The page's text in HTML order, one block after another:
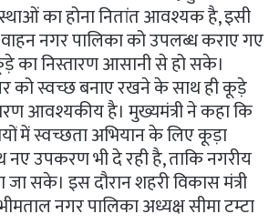
का होना नितांत आवश्यक है, इसी
नगर पालिका को उपलब्ध कराए गए
का निस्तारण आसानी से हो सके।
को स्वच्छ बनाए रखने के साथ ही कूड़े
आवश्यकीय है। मुख्यमंत्री ने कहा कि
में स्वच्छता अभियान के लिए कूड़ा
नए उपकरण भी दे रही है, ताकि नगरीय
जा सके। इस दौरान शहरी विकास मंत्री
नगर पालिका अध्यक्ष सीमा टम्टा